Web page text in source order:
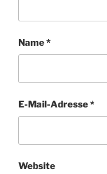
Name*
E-Mail-Adresse*
Website